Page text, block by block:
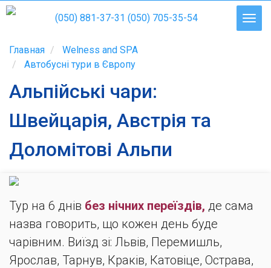
(050) 881-37-31 (050) 705-35-54
Главная
Welness and SPA
Автобусні тури в Європу
Альпійські чари:
Швейцарія, Австрія та
Доломітові Альпи
Тур на 6 днів без нічних переїздів, де сама
назва говорить, що кожен день буде
чарівним. Виїзд зі: Львів, Перемишль,
Ярослав, Тарнув, Краків, Катовіце, Острава,